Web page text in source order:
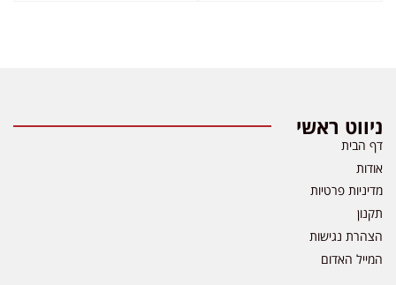
ניווט ראשי
דף הבית
אודות
מדיניות פרטיות
תקנון
הצהרת נגישות
המייל האדום